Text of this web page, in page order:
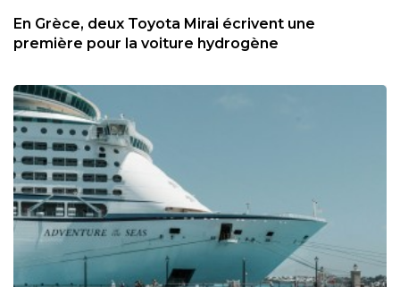
En Grèce, deux Toyota Mirai écrivent une
première pour la voiture hydrogène